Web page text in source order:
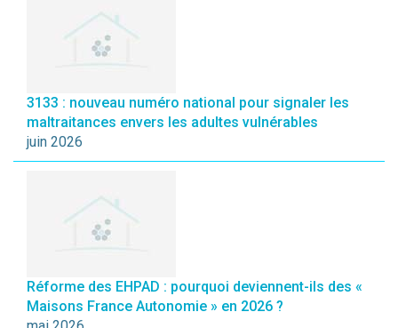
3133 : nouveau numéro national pour signaler les
maltraitances envers les adultes vulnérables
juin 2026
Réforme des EHPAD : pourquoi deviennent-ils des «
Maisons France Autonomie » en 2026 ?